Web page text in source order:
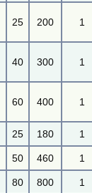
25 200 1
40 300 1
60 400 1
25 180 1
50 460 1
80 800 1